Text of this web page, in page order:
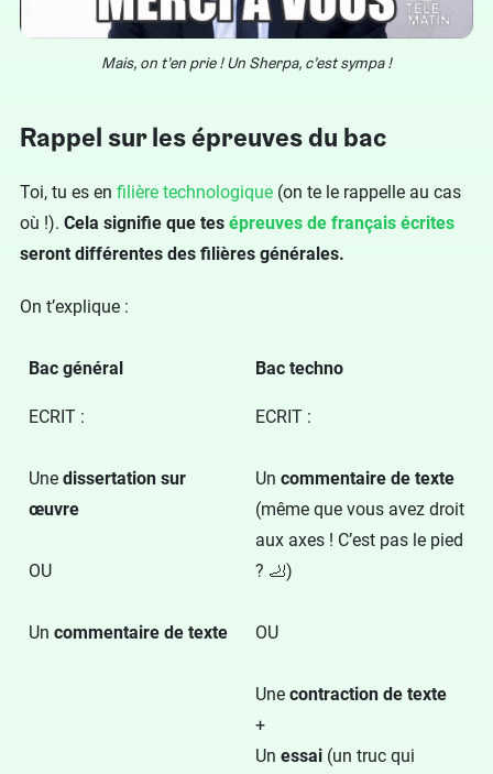
Mais, on t’en prie ! Un Sherpa, c’est sympa !
Rappel sur les épreuves du bac
Toi, tu es en filière technologique (on te le rappelle au cas
où !). Cela signifie que tes épreuves de français écrites
seront différentes des filières générales.
On t’explique :
Bac général Bac techno
ECRIT :
Une dissertation sur
œuvre
OU
Un commentaire de texte
ECRIT :
Un commentaire de texte
(même que vous avez droit
aux axes ! C’est pas le pied
? 🦶)
OU
Une contraction de texte
+
Un essai (un truc qui